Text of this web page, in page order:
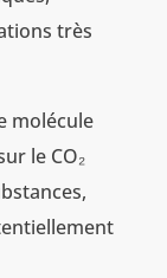
très
molécule
le CO₂